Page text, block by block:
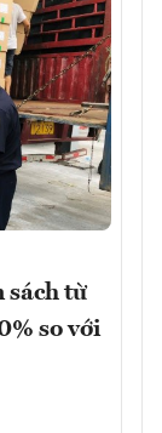
sách từ
so với